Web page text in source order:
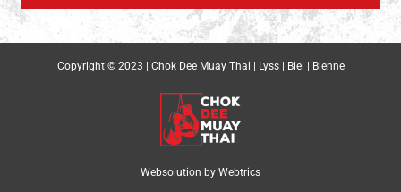
Copyright © 2023 | Chok Dee Muay Thai | Lyss | Biel | Bienne
Websolution by Webtrics